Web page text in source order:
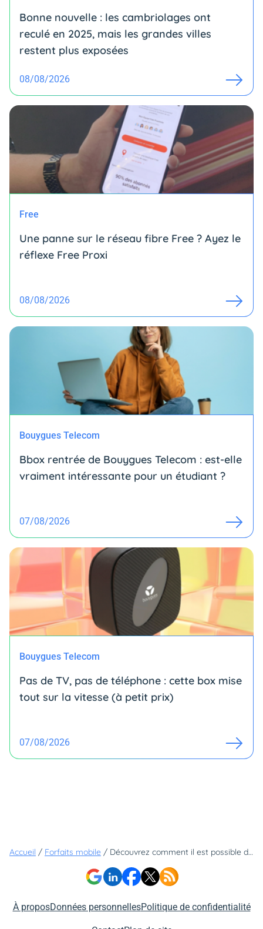
Bonne nouvelle : les cambriolages ont
reculé en 2025, mais les grandes villes
restent plus exposées
08/08/2026
Free
Une panne sur le réseau fibre Free ? Ayez le
réflexe Free Proxi
08/08/2026
Bouygues Telecom
Bbox rentrée de Bouygues Telecom : est-elle
vraiment intéressante pour un étudiant ?
07/08/2026
Bouygues Telecom
Pas de TV, pas de téléphone : cette box mise
tout sur la vitesse (à petit prix)
07/08/2026
Accueil / Forfaits mobile / Découvrez comment il est possible d'avoir un forfait illimité à seulement 2,99€/mois avec Free Mobile
À proposDonnées personnellesPolitique de confidentialité